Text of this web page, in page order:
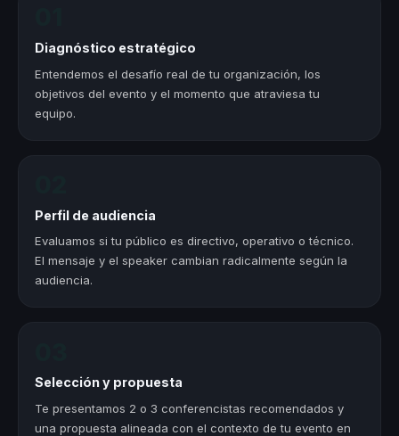
Diagnóstico estratégico
Entendemos el desafío real de tu organización, los
objetivos del evento y el momento que atraviesa tu
equipo.
Perfil de audiencia
Evaluamos si tu público es directivo, operativo o técnico.
El mensaje y el speaker cambian radicalmente según la
audiencia.
Selección y propuesta
Te presentamos 2 o 3 conferencistas recomendados y
una propuesta alineada con el contexto de tu evento en